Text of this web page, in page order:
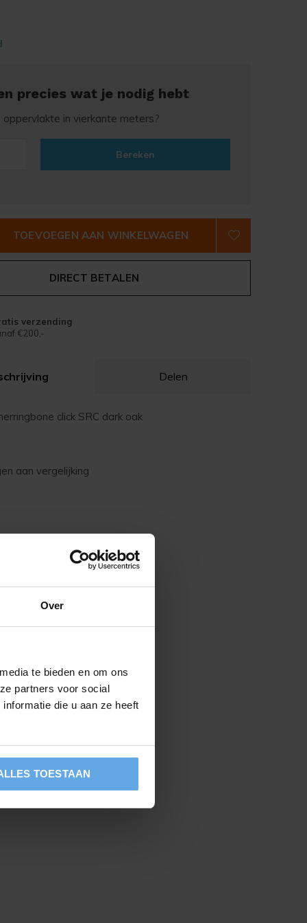
Over
te bieden en om ons
partners voor social
die u aan ze heeft
TOESTAAN
precies wat je nodig hebt
in vierkante meters?
Bereken
TOEVOEGEN AAN WINKELWAGEN
DIRECT BETALEN
verzending
€200,-
Delen
click SRC dark oak
aan vergelijking